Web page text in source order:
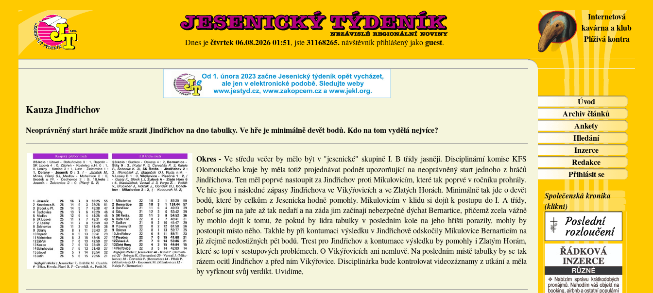
Dnes ječtvrtek 06.08.2026 01:51, jste31168265.návštěvník přihlášený jakoguest.
Internetová
kavárna a klub
Plíživá kontra
Kauza Jindřichov
Neoprávněný start hráče může srazit Jindřichov na dno tabulky. Ve hře je minimálně devět bodů. Kdo na tom vydělá nejvíce?
Okres -Ve středu večer by mělo být v "jesenické" skupině I. B třídy jasněji. Disciplinární komise KFS
Olomouckého kraje by měla totiž projednávat podnět upozorňující na neoprávněný start jednoho z hráčů
Jindřichova. Ten měl poprvé nastoupit za Jindřichov proti Mikulovicím, které tak poprvé v ročníku prohrály.
Ve hře jsou i následné zápasy Jindřichova ve Vikýřovicích a ve Zlatých Horách. Minimálně tak jde o devět
bodů, které by celkům z Jesenicka hodně pomohly. Mikulovicím v klidu si dojít k postupu do I. A třídy,
neboť se jim na jaře až tak nedaří a na záda jim začínají nebezpečně dýchat Bernartice, přičemž zcela vážně
by mohlo dojít k tomu, že pokud by lídra tabulky v posledním kole na jeho hřišti porazily, mohly by
postoupit místo něho. Takhle by při kontumaci výsledku v Jindřichově odskočily Mikulovice Bernarticím na
již zřejmě nedostižných pět bodů. Trest pro Jindřichov a kontumace výsledku by pomohly i Zlatým Horám,
které se topí v sestupových problémech. O Vikýřovicích ani nemluvě. Na posledním místě tabulky by se tak
rázem ocitl Jindřichov a před ním Vikýřovice. Disciplinárka bude kontrolovat videozáznamy z utkání a měla
by vyřknout svůj verdikt. Uvidíme,
Úvod
Archiv článků
Ankety
Hledání
Inzerce
Redakce
Přihlásit se
Společenská kronika
(klikni)